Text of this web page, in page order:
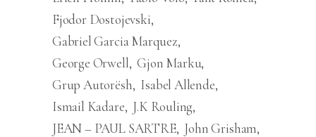
Fjodor Dostojevski
Gabriel Garcia Marquez
George Orwell Gjon Marku
Grup Autorësh Isabel Allende
Ismail Kadare J.K Rouling
JEAN – PAUL SARTRE John Grisham